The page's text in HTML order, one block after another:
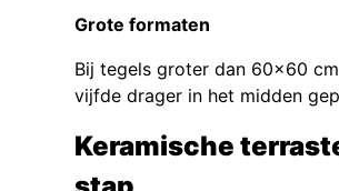
Grote formaten
Bij tegels groter dan 60×60
vijfde drager in het midden
Keramische